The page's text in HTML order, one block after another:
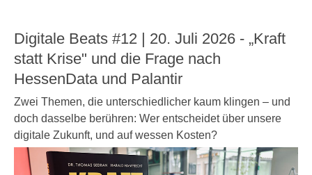
Digitale Beats #12 | 20. Juli 2026 - „Kraft
statt Krise" und die Frage nach
HessenData und Palantir
Zwei Themen, die unterschiedlicher kaum klingen – und
doch dasselbe berühren: Wer entscheidet über unsere
digitale Zukunft, und auf wessen Kosten?